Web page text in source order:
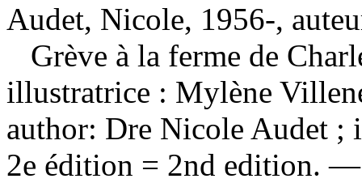
Audet, Nicole, 1956-,
Grève à la ferme de
illustratrice : Mylène
author: Dre Nicole Audet
2e édition = 2nd edition.